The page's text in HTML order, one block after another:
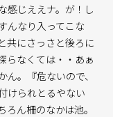
感じええナ。が！し
んなり入ってこな
共にさっさと後ろに
らなくては・・あぁ
。『危ないので、
けられとるやない
ん柵のなかは池。